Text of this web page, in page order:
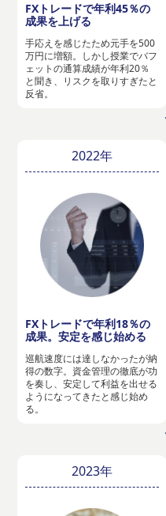
FXトレードで年利45％の
成果を上げる
手応えを感じたため元手を500
万円に増額。しかし授業でバフ
ェットの通算成績が年利20％
と聞き、リスクを取りすぎたと
反省。
2022年
FXトレードで年利18％の
成果。安定を感じ始める
巡航速度には達しなかったが納
得の数字。資金管理の徹底が功
を奏し、安定して利益を出せる
ようになってきたと感じ始め
る。
2023年